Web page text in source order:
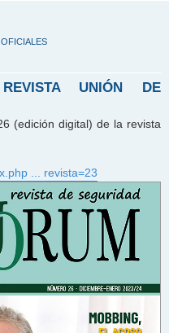
UNIÓN DE
(edición digital) de la revista
... revista=23